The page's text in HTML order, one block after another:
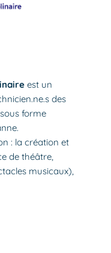
est un
des
forme
: la création et
de théâtre,
musicaux),